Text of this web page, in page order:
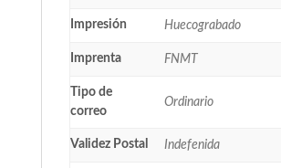
Impresión Huecograbado
Imprenta FNMT
Tipo de
correo
Ordinario
Validez Postal Indefenida